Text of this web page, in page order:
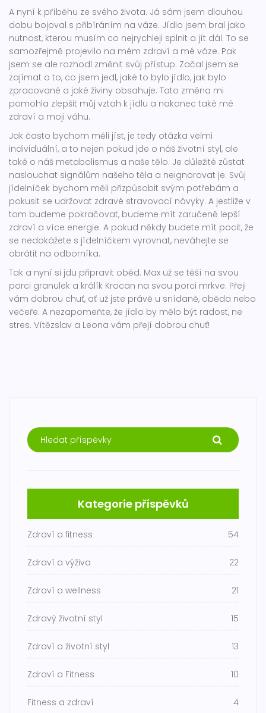
A nyní k příběhu ze svého života. Já sám jsem dlouhou
dobu bojoval s přibíráním na váze. Jídlo jsem bral jako
nutnost, kterou musím co nejrychleji splnit a jít dál. To se
samozřejmě projevilo na mém zdraví a mé váze. Pak
jsem se ale rozhodl změnit svůj přístup. Začal jsem se
zajímat o to, co jsem jedl, jaké to bylo jídlo, jak bylo
zpracované a jaké živiny obsahuje. Tato změna mi
pomohla zlepšit můj vztah k jídlu a nakonec také mé
zdraví a moji váhu.
Jak často bychom měli jíst, je tedy otázka velmi
individuální, a to nejen pokud jde o náš životní styl, ale
také o náš metabolismus a naše tělo. Je důležité zůstat
naslouchat signálům našeho těla a neignorovat je. Svůj
jídelníček bychom měli přizpůsobit svým potřebám a
pokusit se udržovat zdravé stravovací návyky. A jestliže v
tom budeme pokračovat, budeme mít zaručeně lepší
zdraví a více energie. A pokud někdy budete mít pocit, že
se nedokážete s jídelníčkem vyrovnat, neváhejte se
obrátit na odborníka.
Tak a nyní si jdu připravit oběd. Max už se těší na svou
porci granulek a králík Krocan na svou porci mrkve. Přeji
vám dobrou chuť, ať už jste právě u snídaně, oběda nebo
večeře. A nezapomeňte, že jídlo by mělo být radost, ne
stres. Vítězslav a Leona vám přejí dobrou chuť!
Kategorie příspěvků
Zdraví a fitness 54
Zdraví a výživa 22
Zdraví a wellness 21
Zdravý životní styl 15
Zdraví a životní styl 13
Zdraví a Fitness 10
Fitness a zdraví 4